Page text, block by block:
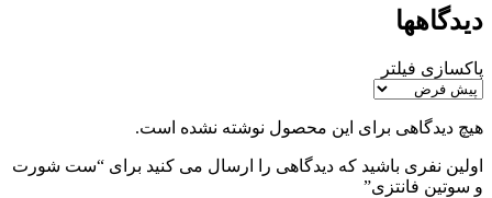
دیدگاهها
پاکسازی فیلتر
هیچ دیدگاهی برای این محصول نوشته نشده است.
اولین نفری باشید که دیدگاهی را ارسال می کنید برای “ست شورت
و سوتین فانتزی”